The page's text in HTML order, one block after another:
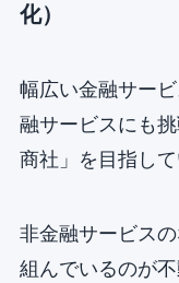
化）
幅広い金融サー
融サービスにも
商社」を目指して
非金融サービス
組んでいるのが